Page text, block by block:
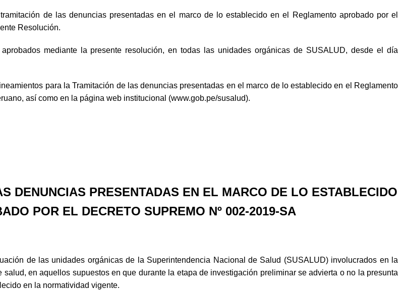
de las denuncias presentadas en el marco de lo establecido en el Reglamento aprobado por el
Resolución.
mediante la presente resolución, en todas las unidades orgánicas de SUSALUD, desde el día
para la Tramitación de las denuncias presentadas en el marco de lo establecido en el Reglamento
así como en la página web institucional (www.gob.pe/susalud).
DENUNCIAS PRESENTADAS EN EL MARCO DE LO ESTABLECIDO
POR EL DECRETO SUPREMO Nº 002-2019-SA
de las unidades orgánicas de la Superintendencia Nacional de Salud (SUSALUD) involucrados en la
en aquellos supuestos en que durante la etapa de investigación preliminar se advierta o no la presunta
en la normatividad vigente.